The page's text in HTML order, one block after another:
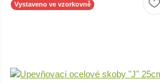
Vystaveno ve vzorkovně